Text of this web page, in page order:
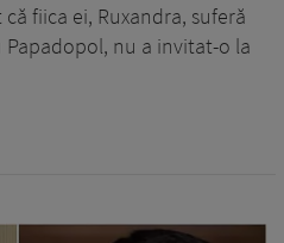
fiica ei, Ruxandra, suferă
nu a invitat-o la